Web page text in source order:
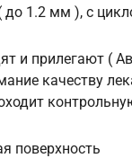
персональных
согласия на
в целях исполнения
до 1.2 мм ), с
и прилегают (
качеству
поверхность